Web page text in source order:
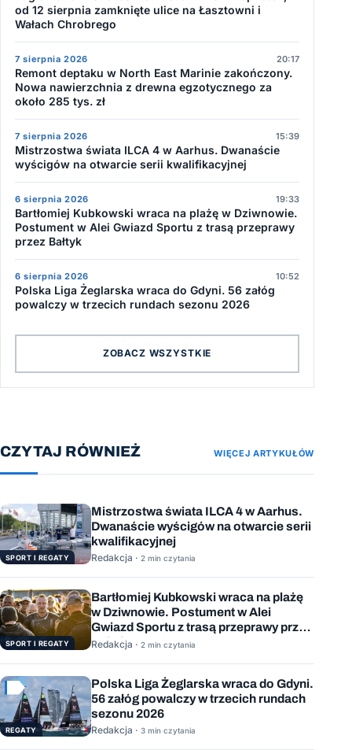
od 12 sierpnia zamknięte ulice na Łasztowni i
Wałach Chrobrego
7 sierpnia 2026 20:17
Remont deptaku w North East Marinie zakończony.
Nowa nawierzchnia z drewna egzotycznego za
około 285 tys. zł
7 sierpnia 2026 15:39
Mistrzostwa świata ILCA 4 w Aarhus. Dwanaście
wyścigów na otwarcie serii kwalifikacyjnej
6 sierpnia 2026 19:33
Bartłomiej Kubkowski wraca na plażę w Dziwnowie.
Postument w Alei Gwiazd Sportu z trasą przeprawy
przez Bałtyk
6 sierpnia 2026 10:52
Polska Liga Żeglarska wraca do Gdyni. 56 załóg
powalczy w trzecich rundach sezonu 2026
ZOBACZ WSZYSTKIE
CZYTAJ RÓWNIEŻ WIĘCEJ ARTYKUŁÓW
SPORT I REGATY
Mistrzostwa świata ILCA 4 w Aarhus.
Dwanaście wyścigów na otwarcie serii
kwalifikacyjnej
Redakcja · 2 min czytania
SPORT I REGATY
Bartłomiej Kubkowski wraca na plażę
w Dziwnowie. Postument w Alei
Gwiazd Sportu z trasą przeprawy przez
Bałtyk
Redakcja · 2 min czytania
REGATY
Polska Liga Żeglarska wraca do Gdyni.
56 załóg powalczy w trzecich rundach
sezonu 2026
Redakcja · 3 min czytania